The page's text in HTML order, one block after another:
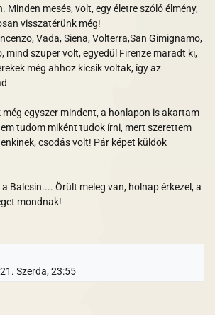
Minden mesés, volt, egy életre szóló élmény,
visszatérünk még!
Vada, Siena, Volterra,San Gimignamo,
mind szuper volt, egyedül Firenze maradt ki,
még ahhoz kicsik voltak, így az
egyszer mindent, a honlapon is akartam
tudom miként tudok írni, mert szerettem
csodás volt! Pár képet küldök
Balcsin.... Örült meleg van, holnap érkezel, a
mondnak!
Szerda, 23:55